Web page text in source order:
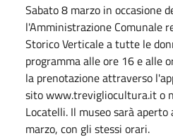
Sabato 8 marzo in occasione
l'Amministrazione Comunale
Storico Verticale a tutte le
programma alle ore 16 e alle
la prenotazione attraverso
sito www.trevigliocultura.it o
Locatelli. Il museo sarà aperto
marzo, con gli stessi orari.